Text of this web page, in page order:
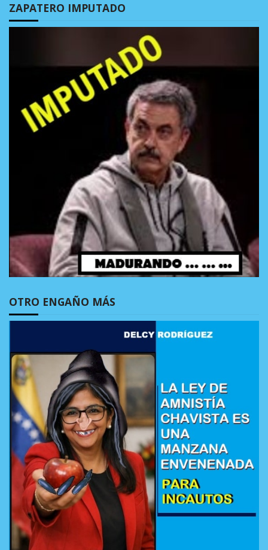
ZAPATERO IMPUTADO
OTRO ENGAÑO MÁS